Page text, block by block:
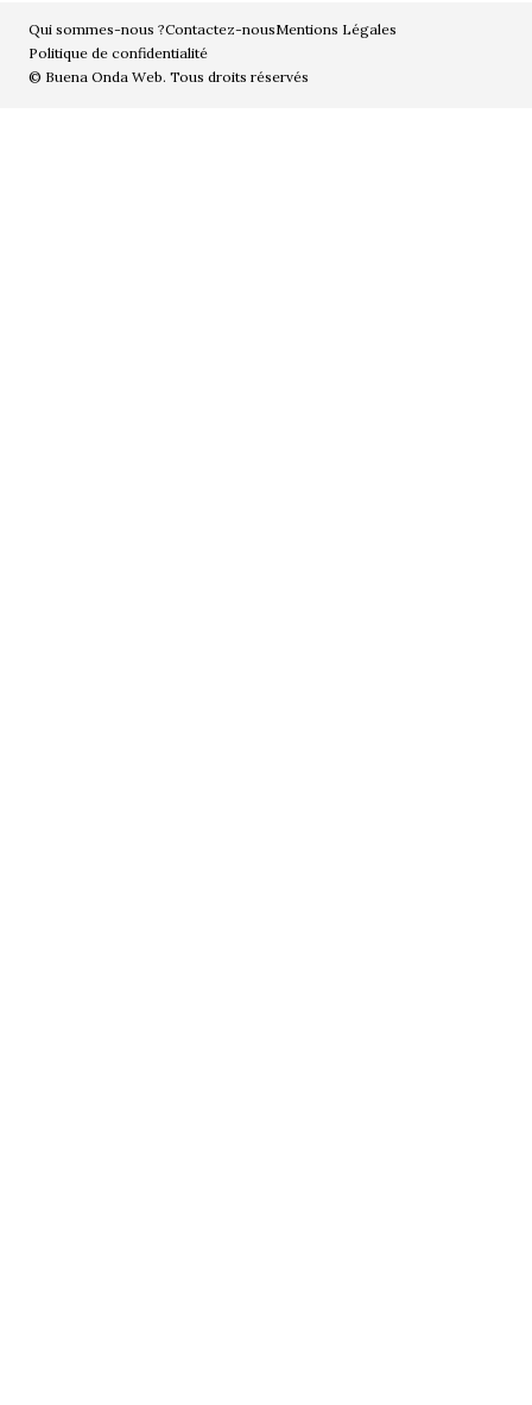
Qui sommes-nous ?Contactez-nousMentions Légales
Politique de confidentialité
© Buena Onda Web. Tous droits réservés